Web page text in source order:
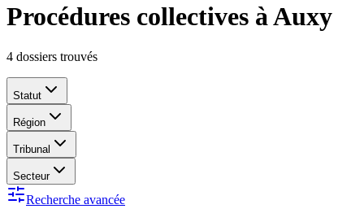
Procédures collectives à Auxy
4 dossiers trouvés
Statut
Région
Tribunal
Secteur
Recherche avancée